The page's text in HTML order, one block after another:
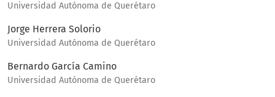
Universidad Autónoma de Querétaro
Jorge Herrera Solorio
Universidad Autónoma de Querétaro
Bernardo García Camino
Universidad Autónoma de Querétaro